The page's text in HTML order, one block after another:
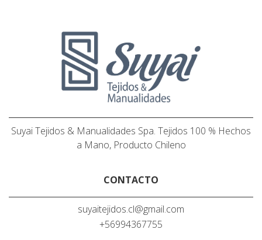
Suyai Tejidos & Manualidades Spa. Tejidos 100 % Hechos
a Mano, Producto Chileno
CONTACTO
suyaitejidos.cl@gmail.com
+56994367755